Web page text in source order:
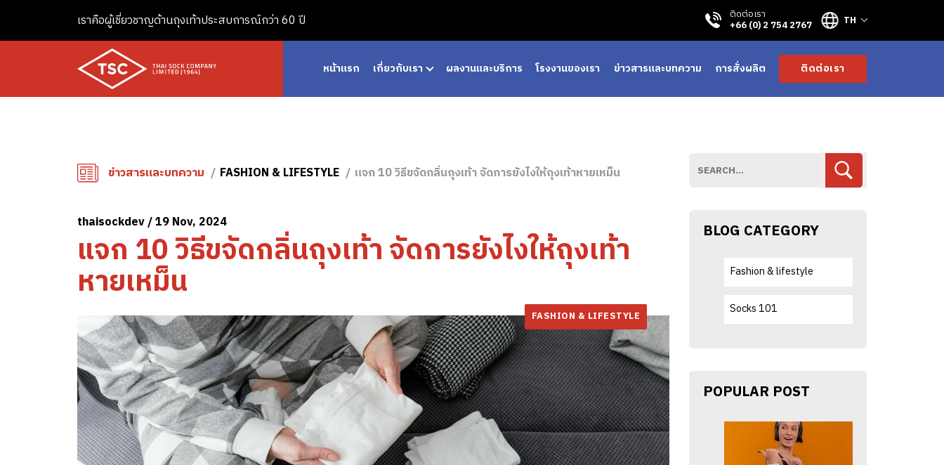
เราคือผู้เชี่ยวชาญด้านถุงเท้าประสบการณ์กว่า 60 ปี ติดต่อเรา
+66 (0) 2 754 2767 TH
หน้าแรก เกี่ยวกับเรา ผลงานและบริการ โรงงานของเรา ข่าวสารและบทความ การสั่งผลิต ติดต่อเรา
ข่าวสารและบทความ FASHION & LIFESTYLE แจก 10 วิธีขจัดกลิ่นถุงเท้า จัดการยังไงให้ถุงเท้าหายเหม็น
thaisockdev / 19 Nov, 2024
แจก 10 วิธีขจัดกลิ่นถุงเท้า จัดการยังไงให้ถุงเท้า
หายเหม็น
FASHION & LIFESTYLE
BLOG CATEGORY
Fashion & lifestyle
Socks 101
POPULAR POST